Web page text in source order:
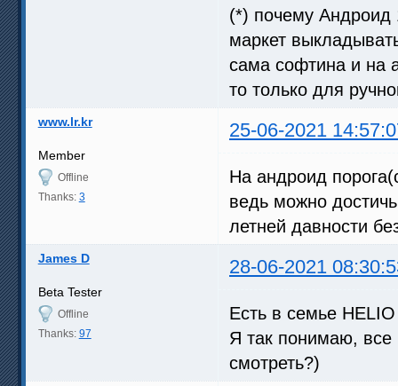
(*) почему Андроид
маркет
сама софтина и на
то только для
www.lr.kr 25-06-2021
Member
Offline
Thanks: 3
На андроид
ведь можно
летней давности
James D 28-06-2021
Beta Tester
Offline
Thanks: 97
Есть в семье
Я так понимаю, все
смотреть?)